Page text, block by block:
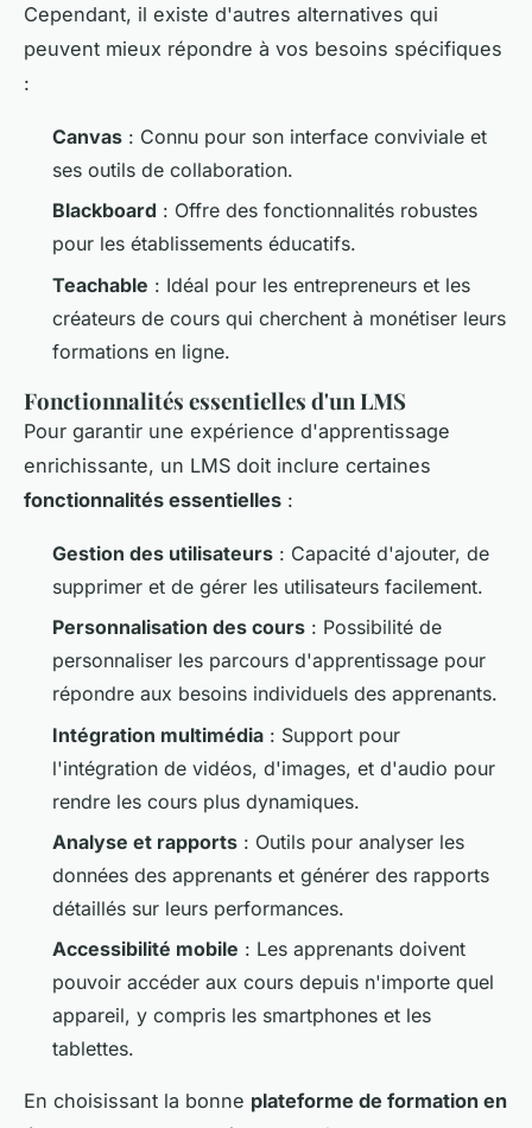
Cependant, il existe d'autres alternatives qui
peuvent mieux répondre à vos besoins spécifiques
:
Canvas : Connu pour son interface conviviale et
ses outils de collaboration.
Blackboard : Offre des fonctionnalités robustes
pour les établissements éducatifs.
Teachable : Idéal pour les entrepreneurs et les
créateurs de cours qui cherchent à monétiser leurs
formations en ligne.
Fonctionnalités essentielles d'un LMS
Pour garantir une expérience d'apprentissage
enrichissante, un LMS doit inclure certaines
fonctionnalités essentielles :
Gestion des utilisateurs : Capacité d'ajouter, de
supprimer et de gérer les utilisateurs facilement.
Personnalisation des cours : Possibilité de
personnaliser les parcours d'apprentissage pour
répondre aux besoins individuels des apprenants.
Intégration multimédia : Support pour
l'intégration de vidéos, d'images, et d'audio pour
rendre les cours plus dynamiques.
Analyse et rapports : Outils pour analyser les
données des apprenants et générer des rapports
détaillés sur leurs performances.
Accessibilité mobile : Les apprenants doivent
pouvoir accéder aux cours depuis n'importe quel
appareil, y compris les smartphones et les
tablettes.
En choisissant la bonne plateforme de formation en